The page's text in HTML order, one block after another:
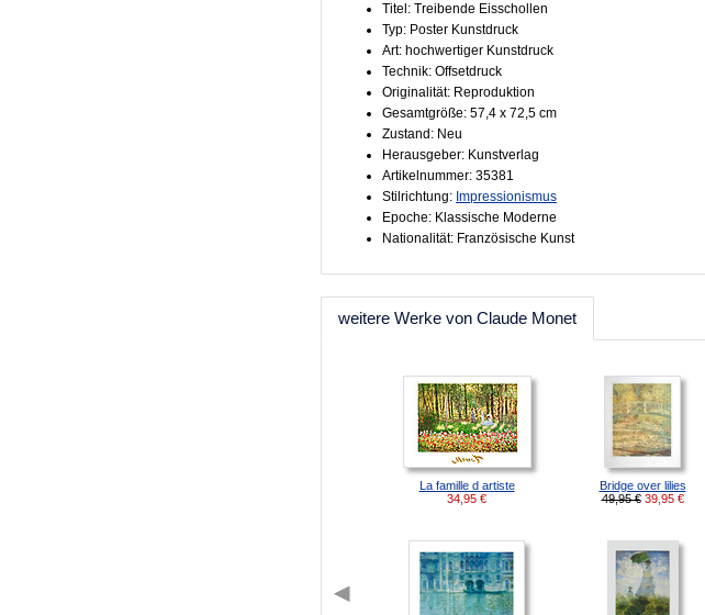
Titel: Treibende Eisschollen
Typ: Poster Kunstdruck
Art: hochwertiger Kunstdruck
Technik: Offsetdruck
Originalität: Reproduktion
Gesamtgröße: 57,4 x 72,5 cm
Zustand: Neu
Herausgeber: Kunstverlag
Artikelnummer: 35381
Stilrichtung: Impressionismus
Epoche: Klassische Moderne
Nationalität: Französische Kunst
weitere Werke von Claude Monet
La famille d artiste
34,95 €
Bridge over lilies
49,95 € 39,95 €